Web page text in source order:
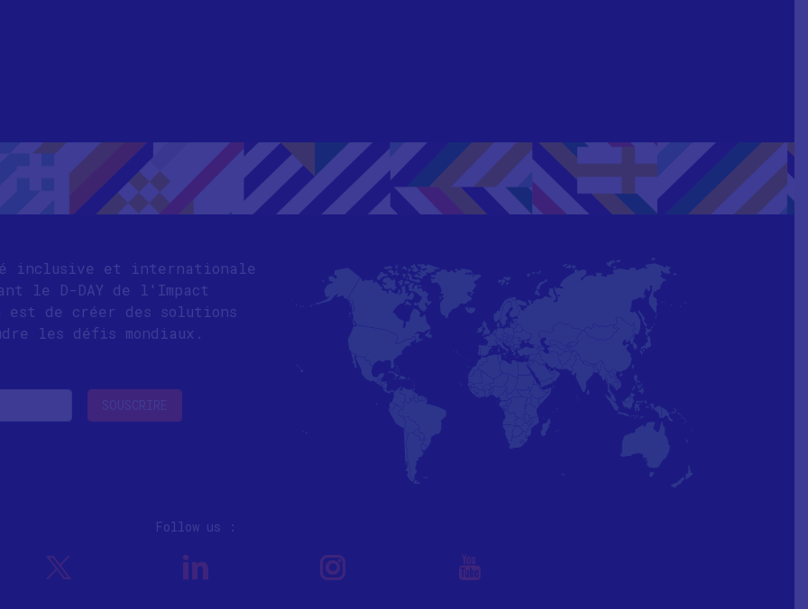
inclusive et internationale
le D-DAY de l'Impact
de créer des solutions
les défis mondiaux.
Follow us :